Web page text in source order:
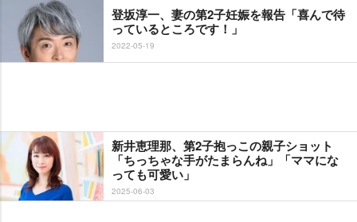
登坂淳一、妻の第2子妊娠を報告「喜んで待
っているところです！」
2022-05-19
新井恵理那、第2子抱っこの親子ショット
「ちっちゃな手がたまらんね」「ママにな
っても可愛い」
2025-06-03